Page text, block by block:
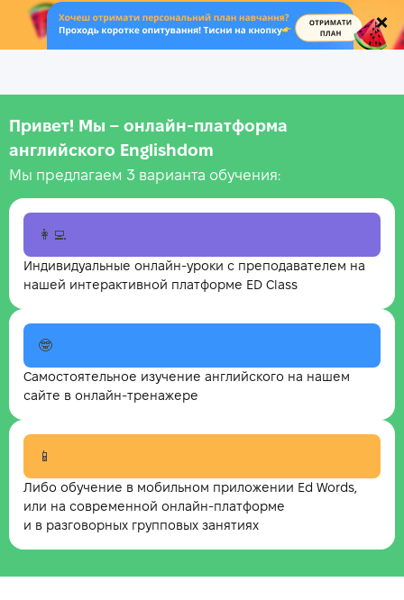
.
Привет! Мы – онлайн‑платформа
английского Englishdom
Мы предлагаем 3 варианта обучения:
👩‍💻
Индивидуальные онлайн-уроки с преподавателем на
нашей интерактивной платформе ED Class
🤓
Самостоятельное изучение английского на нашем
сайте в онлайн-тренажере
📱
Либо обучение в мобильном приложении Ed Words,
или на современной онлайн-платформе
и в разговорных групповых занятиях